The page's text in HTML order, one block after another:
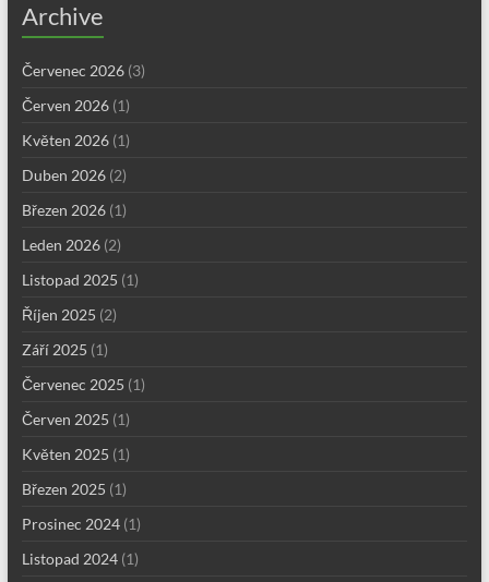
Archive
Červenec 2026(3)
Červen 2026(1)
Květen 2026(1)
Duben 2026(2)
Březen 2026(1)
Leden 2026(2)
Listopad 2025 (1)
Říjen 2025 (2)
Září 2025 (1)
Červenec 2025 (1)
Červen 2025 (1)
Květen 2025 (1)
Březen 2025 (1)
Prosinec 2024(1)
Listopad 2024(1)